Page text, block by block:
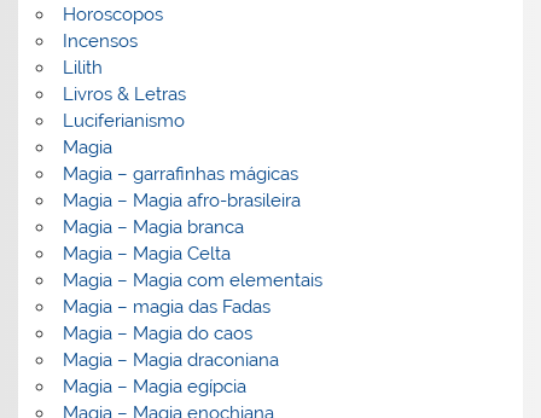
Horoscopos
Incensos
Lilith
Livros & Letras
Luciferianismo
Magia
Magia – garrafinhas mágicas
Magia – Magia afro-brasileira
Magia – Magia branca
Magia – Magia Celta
Magia – Magia com elementais
Magia – magia das Fadas
Magia – Magia do caos
Magia – Magia draconiana
Magia – Magia egípcia
Magia – Magia enochiana